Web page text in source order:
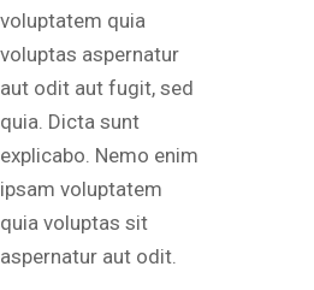
voluptatem quia
voluptas aspernatur
aut odit aut fugit, sed
quia. Dicta sunt
explicabo. Nemo enim
ipsam voluptatem
quia voluptas sit
aspernatur aut odit.